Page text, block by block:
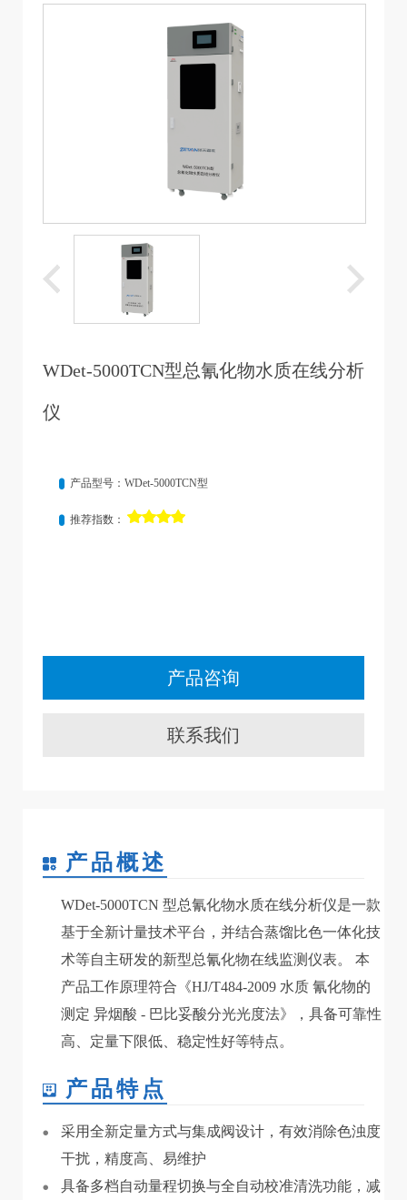
WDet-5000TCN型总氰化物水质在线分析
仪
产品型号：WDet-5000TCN型
推荐指数：
产品咨询
联系我们
产品概述
WDet-5000TCN 型总氰化物水质在线分析仪是一款
基于全新计量技术平台，并结合蒸馏比色一体化技
术等自主研发的新型总氰化物在线监测仪表。 本
产品工作原理符合《HJ/T484-2009 水质 氰化物的
测定 异烟酸 - 巴比妥酸分光光度法》，具备可靠性
高、定量下限低、稳定性好等特点。
产品特点
采用全新定量方式与集成阀设计，有效消除色浊度
干扰，精度高、易维护
具备多档自动量程切换与全自动校准清洗功能，减